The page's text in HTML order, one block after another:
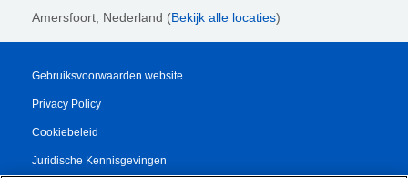
Amersfoort, Nederland (Bekijk alle locaties)
Gebruiksvoorwaarden website
Privacy Policy
Cookiebeleid
Juridische Kennisgevingen